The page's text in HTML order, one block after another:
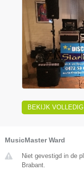
BEKIJK VOLLEDIG
MusicMaster Ward
Niet gevestigd in de
Brabant.